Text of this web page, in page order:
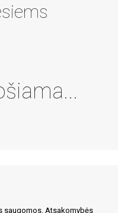
saugomos.Atsakomybės